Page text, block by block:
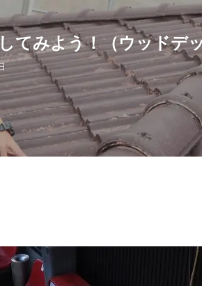
てみよう！（ウッドデ